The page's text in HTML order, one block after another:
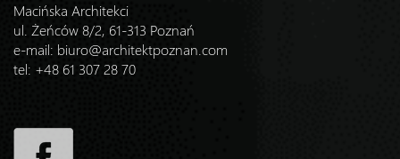
Macińska Architekci
ul. Żeńców 8/2, 61-313 Poznań
e-mail: biuro@architektpoznan.com
tel: +48 61 307 28 70